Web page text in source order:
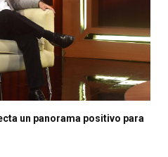
un panorama positivo para